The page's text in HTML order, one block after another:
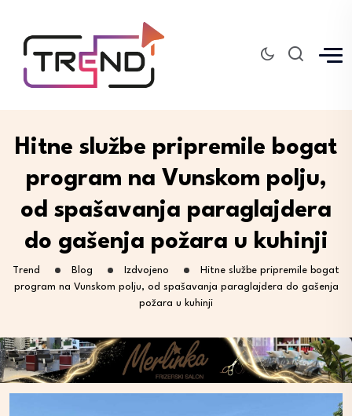
Hitne službe pripremile bogat
program na Vunskom polju,
od spašavanja paraglajdera
do gašenja požara u kuhinji
Trend Blog Izdvojeno
Hitne službe pripremile bogat
program na Vunskom polju, od spašavanja paraglajdera do gašenja
požara u kuhinji